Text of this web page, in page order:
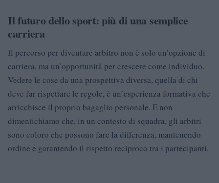
Il futuro dello sport: più di una semplice
carriera
Il percorso per diventare arbitro non è solo un’opzione di
carriera, ma un’opportunità per crescere come individuo.
Vedere le cose da una prospettiva diversa, quella di chi
deve far rispettare le regole, è un’esperienza formativa che
arricchisce il proprio bagaglio personale. E non
dimentichiamo che, in un contesto di squadra, gli arbitri
sono coloro che possono fare la differenza, mantenendo
ordine e garantendo il rispetto reciproco tra i partecipanti.